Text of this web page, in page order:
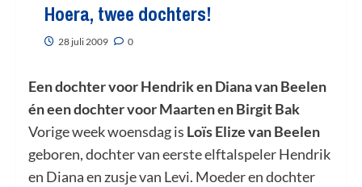
Hoera, twee dochters!
28 juli 2009 0
Een dochter voor Hendrik en Diana van Beelen
én een dochter voor Maarten en Birgit Bak
Vorige week woensdag is Loïs Elize van Beelen
geboren, dochter van eerste elftalspeler Hendrik
en Diana en zusje van Levi. Moeder en dochter